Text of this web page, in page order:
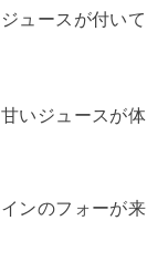
ュースが付いて
いジュースが体
ンのフォーが来